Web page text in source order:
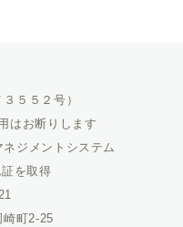
５５２号）
はお断りします
ジメントシステム
を取得
崎町2-25